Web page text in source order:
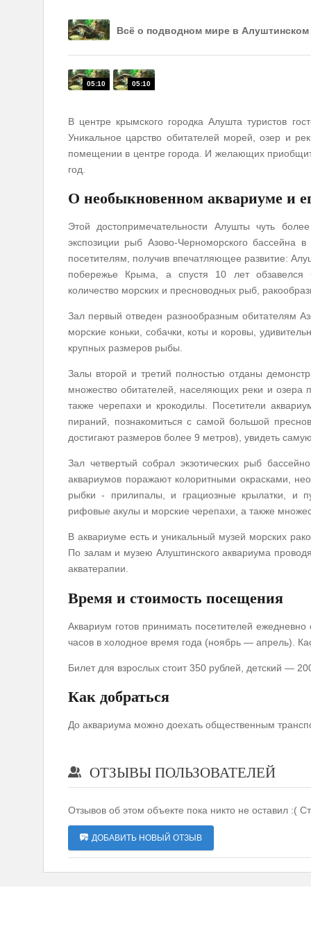
Всё о подводном мире в
В центре крымского городка Алушта туристов
Уникальное царство обитателей морей, озер и
помещении в центре города. И желающих
год.
О необыкновенном аквариуме и
Этой достопримечательности Алушты чуть
экспозиции рыб Азово-Черноморского
посетителям, получив впечатляющее развитие:
побережье Крыма, а спустя 10 лет обзавелся
количество морских и пресноводных рыб,
Зал первый отведен разнообразным обитателям
морские коньки, собачки, коты и коровы,
крупных размеров рыбы.
Залы второй и третий полностью отданы
множество обитателей, населяющих реки и
также черепахи и крокодилы. Посетители
пираний, познакомиться с самой большой
достигают размеров более 9 метров), увидеть
Зал четвертый собрал экзотических рыб
аквариумов поражают колоритными окрасками,
рыбки - прилипалы, и грациозные крылатки, и
рифовые акулы и морские черепахи, а также
В аквариуме есть и уникальный музей морских
По залам и музею Алуштинского аквариума
акватерапии.
Время и стоимость посещения
Аквариум готов принимать посетителей
часов в холодное время года (ноябрь — апрель).
Билет для взрослых стоит 350 рублей, детский —
Как добраться
До аквариума можно доехать общественным
ОТЗЫВЫ ПОЛЬЗОВАТЕЛЕЙ
Отзывов об этом объекте пока никто не оставил :(
ДОБАВИТЬ НОВЫЙ ОТЗЫВ